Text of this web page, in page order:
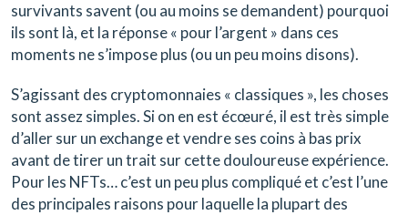
survivants savent (ou au moins se demandent) pourquoi
ils sont là, et la réponse « pour l’argent » dans ces
moments ne s’impose plus (ou un peu moins disons).
S’agissant des cryptomonnaies « classiques », les choses
sont assez simples. Si on en est écœuré, il est très simple
d’aller sur un exchange et vendre ses coins à bas prix
avant de tirer un trait sur cette douloureuse expérience.
Pour les NFTs… c’est un peu plus compliqué et c’est l’une
des principales raisons pour laquelle la plupart des